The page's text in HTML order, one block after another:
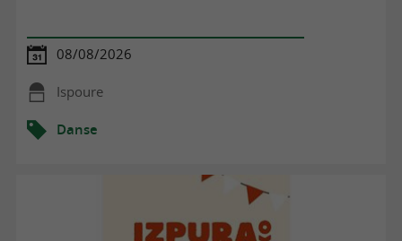
08/08/2026
Ispoure
Danse